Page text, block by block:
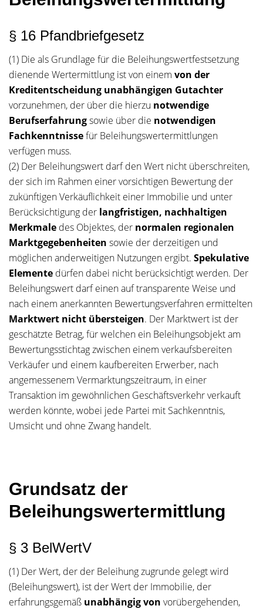
§ 16 Pfandbriefgesetz
(1) Die als Grundlage für die Beleihungswertfestsetzung
dienende Wertermittlung ist von einem von der
Kreditentscheidung unabhängigen Gutachter
vorzunehmen, der über die hierzu notwendige
Berufserfahrungsowie über die notwendigen
Fachkenntnissefür Beleihungswertermittlungen
verfügen muss.
(2) Der Beleihungswert darf den Wert nicht überschreiten,
der sich im Rahmen einer vorsichtigen Bewertung der
zukünftigen Verkäuflichkeit einer Immobilie und unter
Berücksichtigung der langfristigen, nachhaltigen
Merkmale des Objektes, der normalen regionalen
Marktgegebenheiten sowie der derzeitigen und
möglichen anderweitigen Nutzungen ergibt. Spekulative
Elemente dürfen dabei nicht berücksichtigt werden. Der
Beleihungswert darf einen auf transparente Weise und
nach einem anerkannten Bewertungsverfahren ermittelten
Marktwert nicht übersteigen. Der Marktwert ist der
geschätzte Betrag, für welchen ein Beleihungsobjekt am
Bewertungsstichtag zwischen einem verkaufsbereiten
Verkäufer und einem kaufbereiten Erwerber, nach
angemessenem Vermarktungszeitraum, in einer
Transaktion im gewöhnlichen Geschäftsverkehr verkauft
werden könnte, wobei jede Partei mit Sachkenntnis,
Umsicht und ohne Zwang handelt.
Grundsatz der
Beleihungswertermittlung
§ 3 BelWertV
(1) Der Wert, der der Beleihung zugrunde gelegt wird
(Beleihungswert), ist der Wert der Immobilie, der
erfahrungsgemäß unabhängig von vorübergehenden,